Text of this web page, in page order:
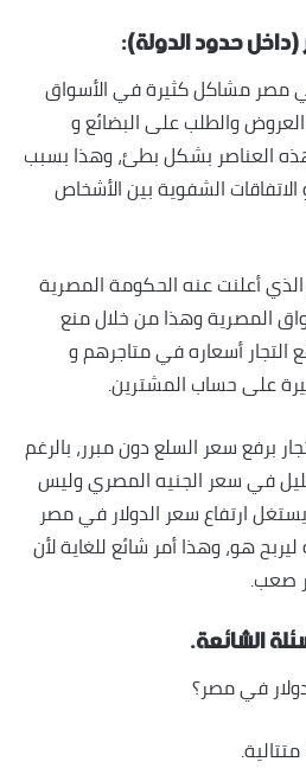
(داخل حدود الدولة):
مصر مشاكل كثيرة في الأسواق
والطلب على البضائع و
العناصر بشكل بطئ، وهذا بسبب
الاتفاقات الشفوية بين الأشخاص
الذي أعلنت عنه الحكومة المصرية
المصرية وهذا من خلال منع
التجار أسعاره في متاجرهم و
على حساب المشترين.
برفع سعر السلع دون مبرر، بالرغم
في سعر الجنيه المصري وليس
ارتفاع سعر الدولار في مصر
هو، وهذا أمر شائع للغاية لأن
صعب.
الشائعة.
في مصر؟